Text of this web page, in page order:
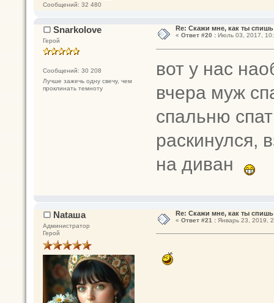
Сообщений: 32 480
Snarkolove
Герой
Сообщений: 30 208
Лучше зажечь одну свечу, чем
проклинать темноту
Re: Скажи мне, как ты спишь
« Ответ #20 :Июль 03, 2017,
вот у нас
вчера муж
спальню
раскинулся,
на диван
Nataшa
Администратор
Герой
Re: Скажи мне, как ты спишь
« Ответ #21 :Январь 23, 2019,